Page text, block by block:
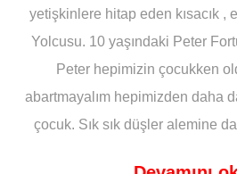
yetişkinlere hitap eden kısacık ,
Yolcusu. 10 yaşındaki Peter
Peter hepimizin çocukken
abartmayalım hepimizden daha
çocuk. Sık sık düşler alemine